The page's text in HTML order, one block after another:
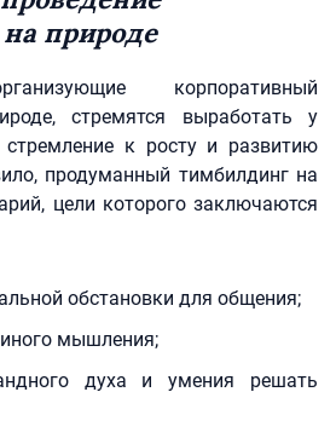
природе
корпоративный
стремятся выработать у
к росту и развитию
продуманный тимбилдинг на
цели которого заключаются
обстановки для общения;
мышления;
духа и умения решать